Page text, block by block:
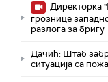
Директорка
грознице
разлога за бригу
Дачић: Штаб
ситуација са